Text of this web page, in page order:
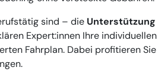
sind – die Unterstützung
Expert:innen Ihre individuellen
Fahrplan. Dabei profitieren Sie